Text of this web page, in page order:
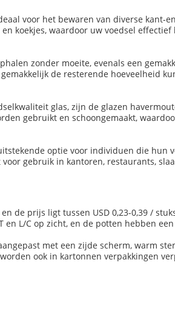
voor het bewaren van diverse kant-
koekjes, waardoor uw voedsel
zonder moeite, evenals een
de resterende hoeveelheid
glas, zijn de glazen
gebruikt en schoongemaakt,
optie voor individuen die hun
gebruik in kantoren, restaurants,
de prijs ligt tussen USD 0,23-0,39 /
L/C op zicht, en de potten hebben
met een zijde scherm, warm
ook in kartonnen verpakkingen